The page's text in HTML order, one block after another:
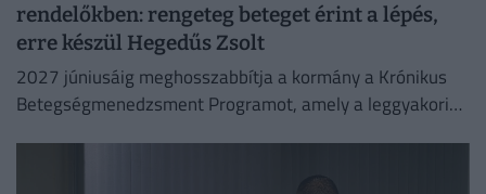
rendelőkben: rengeteg beteget érint a lépés,
erre készül Hegedűs Zsolt
2027 júniusáig meghosszabbítja a kormány a Krónikus
Betegségmenedzsment Programot, amely a leggyakoribb